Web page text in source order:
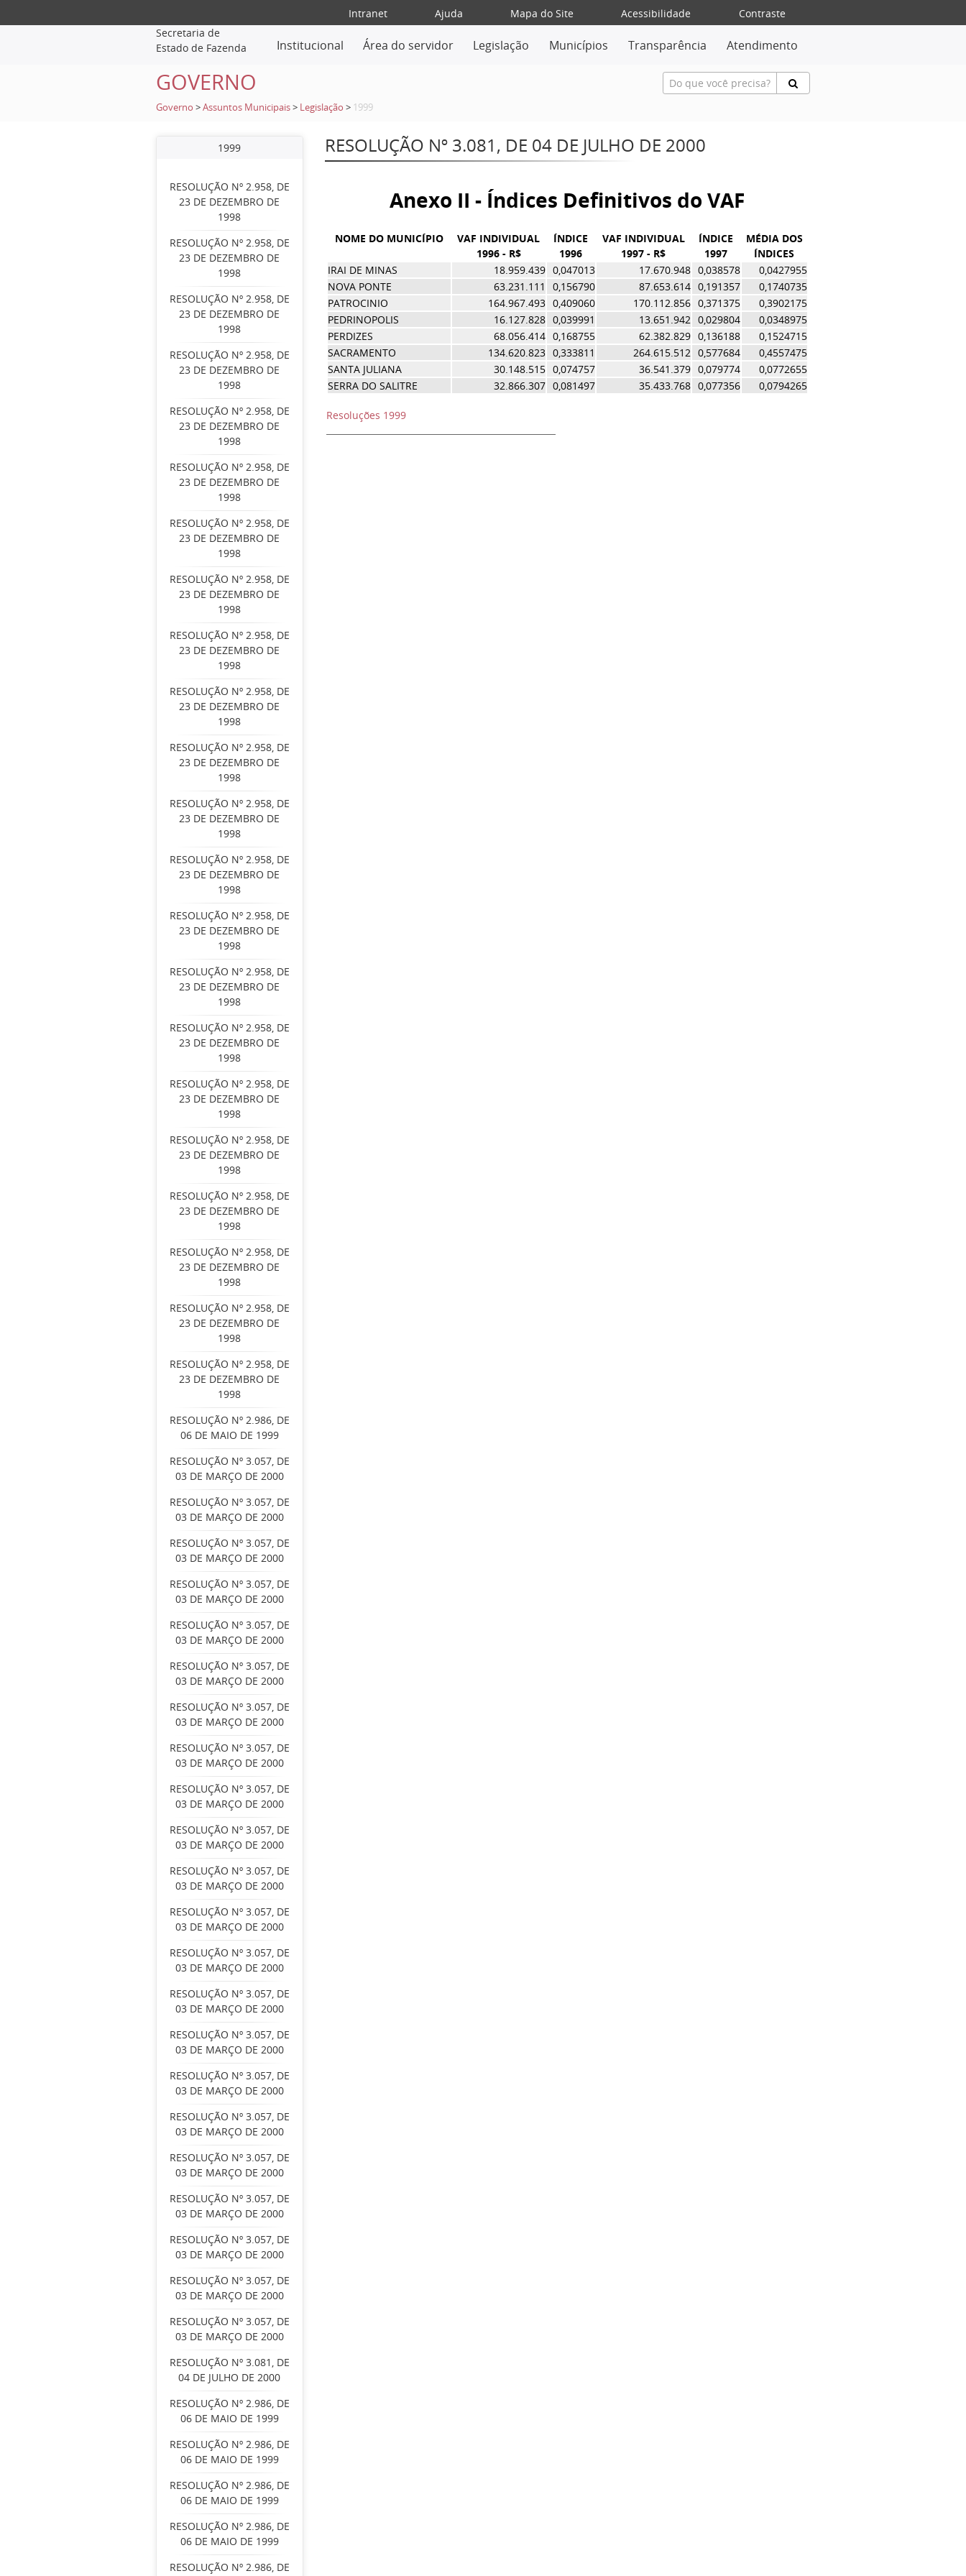
Intranet Ajuda Mapa do Site Acessibilidade
Contraste
Secretaria de
Estado de Fazenda
Institucional Área do servidor Legislação Municípios Transparência Atendimento
GOVERNO
Governo >Assuntos Municipais > Legislação > 1999
1999
RESOLUÇÃO Nº 2.958, DE
23 DE DEZEMBRO DE
1998
RESOLUÇÃO Nº 2.958, DE
23 DE DEZEMBRO DE
1998
RESOLUÇÃO Nº 2.958, DE
23 DE DEZEMBRO DE
1998
RESOLUÇÃO Nº 2.958, DE
23 DE DEZEMBRO DE
1998
RESOLUÇÃO Nº 2.958, DE
23 DE DEZEMBRO DE
1998
RESOLUÇÃO Nº 2.958, DE
23 DE DEZEMBRO DE
1998
RESOLUÇÃO Nº 2.958, DE
23 DE DEZEMBRO DE
1998
RESOLUÇÃO Nº 2.958, DE
23 DE DEZEMBRO DE
1998
RESOLUÇÃO Nº 2.958, DE
23 DE DEZEMBRO DE
1998
RESOLUÇÃO Nº 2.958, DE
23 DE DEZEMBRO DE
1998
RESOLUÇÃO Nº 2.958, DE
23 DE DEZEMBRO DE
1998
RESOLUÇÃO Nº 2.958, DE
23 DE DEZEMBRO DE
1998
RESOLUÇÃO Nº 2.958, DE
23 DE DEZEMBRO DE
1998
RESOLUÇÃO Nº 2.958, DE
23 DE DEZEMBRO DE
1998
RESOLUÇÃO Nº 2.958, DE
23 DE DEZEMBRO DE
1998
RESOLUÇÃO Nº 2.958, DE
23 DE DEZEMBRO DE
1998
RESOLUÇÃO Nº 2.958, DE
23 DE DEZEMBRO DE
1998
RESOLUÇÃO Nº 2.958, DE
23 DE DEZEMBRO DE
1998
RESOLUÇÃO Nº 2.958, DE
23 DE DEZEMBRO DE
1998
RESOLUÇÃO Nº 2.958, DE
23 DE DEZEMBRO DE
1998
RESOLUÇÃO Nº 2.958, DE
23 DE DEZEMBRO DE
1998
RESOLUÇÃO Nº 2.958, DE
23 DE DEZEMBRO DE
1998
RESOLUÇÃO Nº 2.986, DE
06 DE MAIO DE 1999
RESOLUÇÃO Nº 3.057, DE
03 DE MARÇO DE 2000
RESOLUÇÃO Nº 3.057, DE
03 DE MARÇO DE 2000
RESOLUÇÃO Nº 3.057, DE
03 DE MARÇO DE 2000
RESOLUÇÃO Nº 3.057, DE
03 DE MARÇO DE 2000
RESOLUÇÃO Nº 3.057, DE
03 DE MARÇO DE 2000
RESOLUÇÃO Nº 3.057, DE
03 DE MARÇO DE 2000
RESOLUÇÃO Nº 3.057, DE
03 DE MARÇO DE 2000
RESOLUÇÃO Nº 3.057, DE
03 DE MARÇO DE 2000
RESOLUÇÃO Nº 3.057, DE
03 DE MARÇO DE 2000
RESOLUÇÃO Nº 3.057, DE
03 DE MARÇO DE 2000
RESOLUÇÃO Nº 3.057, DE
03 DE MARÇO DE 2000
RESOLUÇÃO Nº 3.057, DE
03 DE MARÇO DE 2000
RESOLUÇÃO Nº 3.057, DE
03 DE MARÇO DE 2000
RESOLUÇÃO Nº 3.057, DE
03 DE MARÇO DE 2000
RESOLUÇÃO Nº 3.057, DE
03 DE MARÇO DE 2000
RESOLUÇÃO Nº 3.057, DE
03 DE MARÇO DE 2000
RESOLUÇÃO Nº 3.057, DE
03 DE MARÇO DE 2000
RESOLUÇÃO Nº 3.057, DE
03 DE MARÇO DE 2000
RESOLUÇÃO Nº 3.057, DE
03 DE MARÇO DE 2000
RESOLUÇÃO Nº 3.057, DE
03 DE MARÇO DE 2000
RESOLUÇÃO Nº 3.057, DE
03 DE MARÇO DE 2000
RESOLUÇÃO Nº 3.057, DE
03 DE MARÇO DE 2000
RESOLUÇÃO Nº 3.081, DE
04 DE JULHO DE 2000
RESOLUÇÃO Nº 2.986, DE
06 DE MAIO DE 1999
RESOLUÇÃO Nº 2.986, DE
06 DE MAIO DE 1999
RESOLUÇÃO Nº 2.986, DE
06 DE MAIO DE 1999
RESOLUÇÃO Nº 2.986, DE
06 DE MAIO DE 1999
RESOLUÇÃO Nº 2.986, DE
RESOLUÇÃO Nº 3.081, DE 04 DE JULHO DE 2000
Anexo II - Índices Definitivos do VAF
NOME DO MUNICÍPIO
VAF INDIVIDUAL
1996 - R$
ÍNDICE
1996
VAF INDIVIDUAL
1997 - R$
ÍNDICE
1997
MÉDIA DOS
ÍNDICES
IRAI DE MINAS
18.959.439 0,047013 17.670.948 0,038578
0,0427955
NOVA PONTE
63.231.111 0,156790 87.653.614 0,191357
0,1740735
PATROCINIO
164.967.493 0,409060 170.112.856 0,371375
0,3902175
PEDRINOPOLIS
16.127.828 0,039991 13.651.942 0,029804
0,0348975
PERDIZES
68.056.414 0,168755 62.382.829 0,136188
0,1524715
SACRAMENTO
134.620.823 0,333811 264.615.512 0,577684
0,4557475
SANTA JULIANA
30.148.515 0,074757 36.541.379 0,079774
0,0772655
SERRA DO SALITRE
32.866.307 0,081497 35.433.768 0,077356 0,0794265
Resoluções 1999